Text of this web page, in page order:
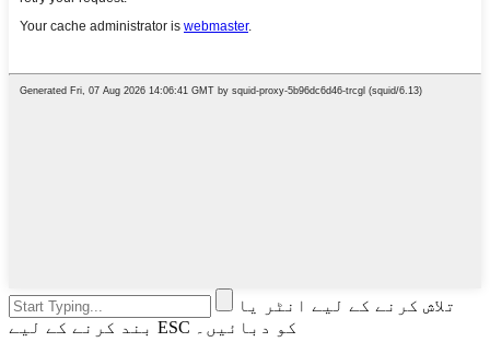
تلاش کرنے کے لیے انٹر یا
بند کرنے کے لیے ESC کو دبائیں۔